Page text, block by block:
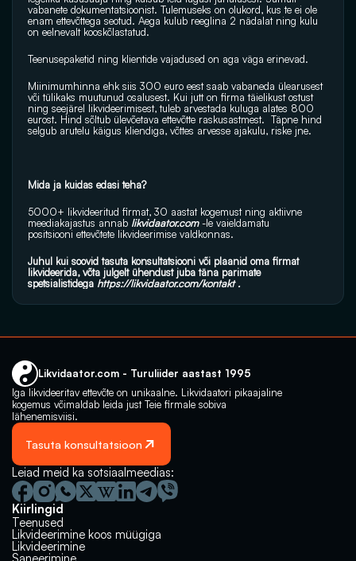
vabanete dokumentatsioonist. Tulemuseks on olukord, kus te ei ole
enam ettevõttega seotud. Aega kulub reeglina 2 nädalat ning kulu
on eelnevalt kooskõlastatud.
Teenusepaketid ning klientide vajadused on aga väga erinevad.
Miinimumhinna ehk siis 300 euro eest saab vabaneda ülearusest
või tülikaks muutunud osalusest. Kui jutt on firma täielikust ostust
ning seejärel likvideerimisest, tuleb arvestada kuluga alates 800
eurost. Hind sõltub ülevõetava ettevõtte raskusastmest.  Täpne hind
selgub arutelu käigus kliendiga, võttes arvesse ajakulu, riske jne.
Mida ja kuidas edasi teha?
5000+ likvideeritud firmat, 30 aastat kogemust ning aktiivne
meediakajastus annab likvidaator.com -le vaieldamatu
positsiooni ettevõtete likvideerimise valdkonnas.
Juhul kui soovid tasuta konsultatsiooni või plaanid oma firmat
likvideerida, võta julgelt ühendust juba täna parimate
spetsialistidega https://likvidaator.com/kontakt .
Likvidaator.com - Turuliider aastast 1995
Iga likvideeritav ettevõte on unikaalne. Likvidaatori pikaajaline
kogemus võimaldab leida just Teie firmale sobiva
lähenemisviisi.
Tasuta konsultatsioon
Leiad meid ka sotsiaalmeedias:
Kiirlingid
Teenused
Likvideerimine koos müügiga
Likvideerimine